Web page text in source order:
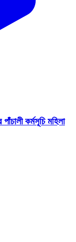
কর্মসূচি মহিলা